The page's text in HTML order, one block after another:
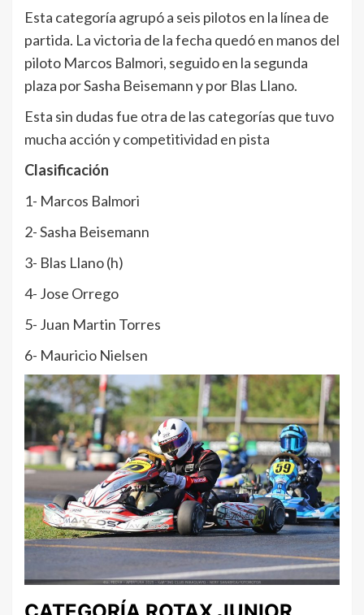
Esta categoría agrupó a seis pilotos en la línea de
partida. La victoria de la fecha quedó en manos del
piloto Marcos Balmori, seguido en la segunda
plaza por Sasha Beisemann y por Blas Llano.
Esta sin dudas fue otra de las categorías que tuvo
mucha acción y competitividad en pista
Clasificación
1- Marcos Balmori
2- Sasha Beisemann
3- Blas Llano (h)
4- Jose Orrego
5- Juan Martin Torres
6- Mauricio Nielsen